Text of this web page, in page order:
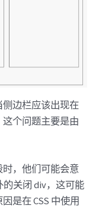
边栏应该出现在
个问题主要是由
，他们可能会意
关闭 div，这可能
是在 CSS 中使用